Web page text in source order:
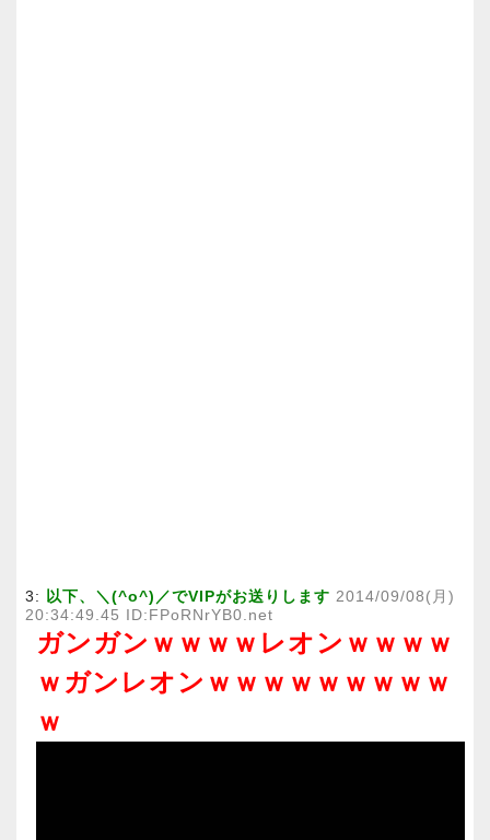
3: 以下、＼(^o^)／でVIPがお送りします 2014/09/08(月)
20:34:49.45 ID:FPoRNrYB0.net
ガンガンｗｗｗｗレオンｗｗｗｗ
ｗガンレオンｗｗｗｗｗｗｗｗｗ
ｗ